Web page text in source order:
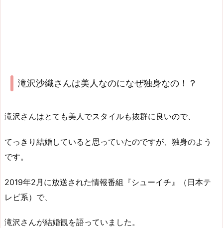
滝沢沙織さんは美人なのになぜ独身なの！？
滝沢さんはとても美人でスタイルも抜群に良いので、
てっきり結婚していると思っていたのですが、独身のよう
です。
2019年2月に放送された情報番組『シューイチ』（日本テ
レビ系）で、
滝沢さんが結婚観を語っていました。